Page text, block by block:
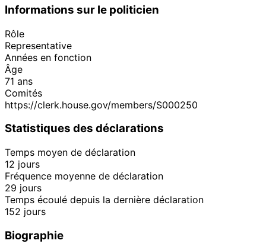
Informations sur le politicien
Rôle
Representative
Années en fonction
Âge
71 ans
Comités
https://clerk.house.gov/members/S000250
Statistiques des déclarations
Temps moyen de déclaration
12 jours
Fréquence moyenne de déclaration
29 jours
Temps écoulé depuis la dernière déclaration
152 jours
Biographie